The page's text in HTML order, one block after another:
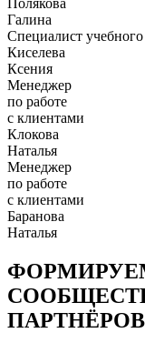
Полякова
Галина
Специалист учебного
Киселева
Ксения
Менеджер
по работе
с клиентами
Клокова
Наталья
Менеджер
по работе
с клиентами
Баранова
Наталья
ПАРТНЁРОВ